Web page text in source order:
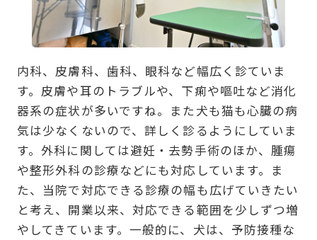
内科、皮膚科、歯科、眼科など幅広く診ていま
す。皮膚や耳のトラブルや、下痢や嘔吐など消化
器系の症状が多いですね。また犬も猫も心臓の病
気は少なくないので、詳しく診るようにしていま
す。外科に関しては避妊・去勢手術のほか、腫瘍
や整形外科の診療などにも対応しています。ま
た、当院で対応できる診療の幅も広げていきたい
と考え、開業以来、対応できる範囲を少しずつ増
やしてきています。一般的に、犬は、予防接種な